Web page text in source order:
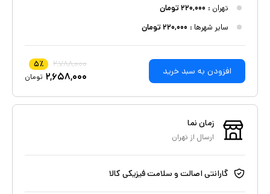
تهران : ۲۲۰,۰۰۰تومان
سایر شهرها : ۲۲۰,۰۰۰تومان
افزودن به سبد خرید
۲,۷۸۸,۰۰۰ ۵٪
۲,۶۵۸,۰۰۰ تومان
زمان نما
ارسال از تهران
گارانتی اصالت و سلامت فیزیکی کالا